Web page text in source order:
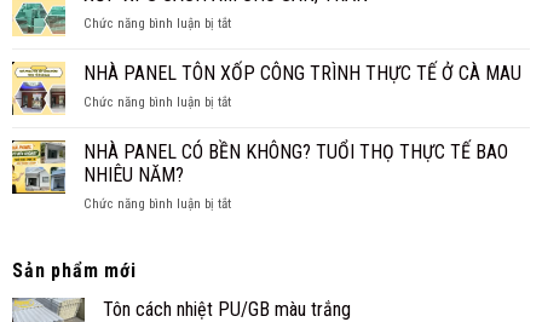
TRẦN
THỐNG?
4
GIA
NHỎ
NHANH
NGHI
Chức năng bình luận bị tắtở
XPS
CÁCH
ÂM
SÀN,
NHÀ PANEL TÔN XỐP CÔNG TRÌNH THỰC TẾ Ở CÀ MAU
Chức năng bình luận bị tắtở
PANEL
TÔN
CÔNG
CÀ
NHÀ PANEL CÓ BỀN KHÔNG? TUỔI THỌ THỰC TẾ BAO
NHIÊU NĂM?
Chức năng bình luận bị tắtở
KHÔNG?
Sản phẩm mới
Tôn cách nhiệt PU/GB màu trắng